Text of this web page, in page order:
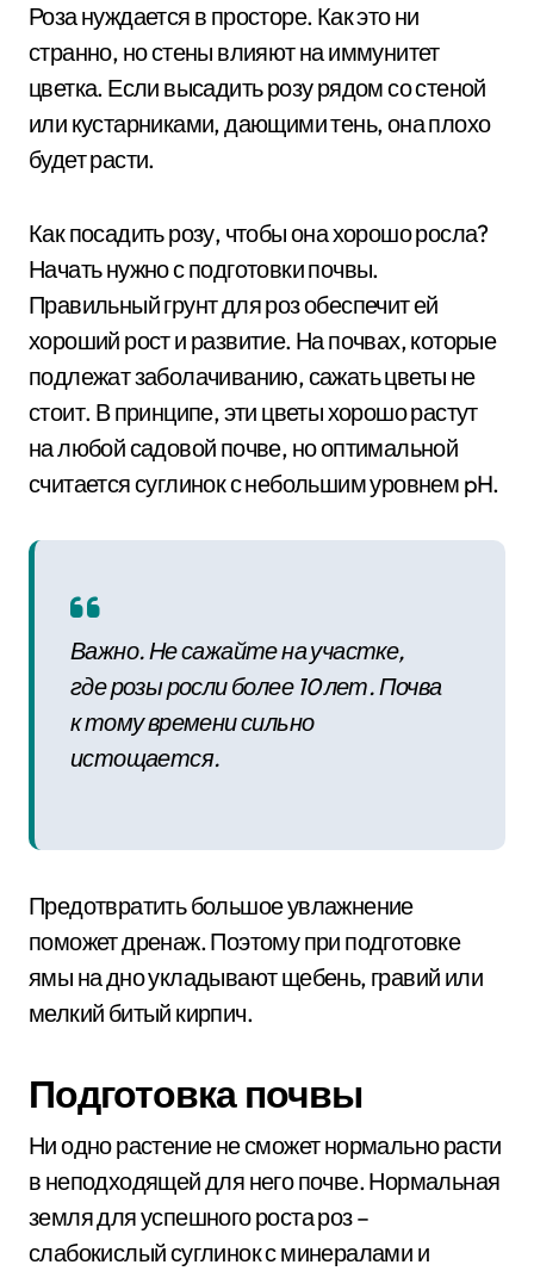
Роза нуждается в просторе. Как это ни
странно, но стены влияют на иммунитет
цветка. Если высадить розу рядом со стеной
или кустарниками, дающими тень, она плохо
будет расти.
Как посадить розу, чтобы она хорошо росла?
Начать нужно с подготовки почвы.
Правильный грунт для роз обеспечит ей
хороший рост и развитие. На почвах, которые
подлежат заболачиванию, сажать цветы не
стоит. В принципе, эти цветы хорошо растут
на любой садовой почве, но оптимальной
считается суглинок с небольшим уровнем pH.
Важно. Не сажайте на участке,
где розы росли более 10 лет. Почва
к тому времени сильно
истощается.
Предотвратить большое увлажнение
поможет дренаж. Поэтому при подготовке
ямы на дно укладывают щебень, гравий или
мелкий битый кирпич.
Подготовка почвы
Ни одно растение не сможет нормально расти
в неподходящей для него почве. Нормальная
земля для успешного роста роз –
слабокислый суглинок с минералами и